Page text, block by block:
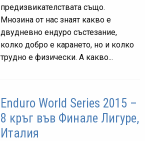
предизвикателствата също.
Мнозина от нас знаят какво е
двудневно ендуро състезание,
колко добро е карането, но и колко
трудно е физически. А какво...
Enduro World Series 2015 –
8 кръг във Финале Лигуре,
Италия